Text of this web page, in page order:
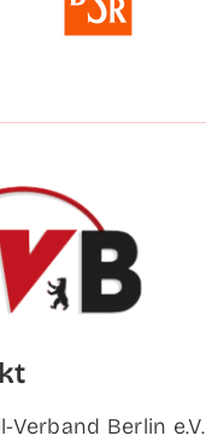
Ver­band Ber­lin e.V.